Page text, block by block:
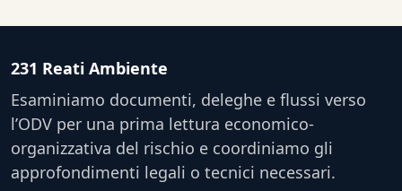
231 Reati Ambiente
Esaminiamo documenti, deleghe e flussi verso
l’ODV per una prima lettura economico-
organizzativa del rischio e coordiniamo gli
approfondimenti legali o tecnici necessari.